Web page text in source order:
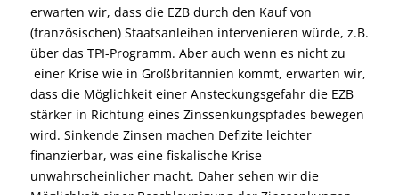
erwarten wir, dass die EZB durch den Kauf von
(französischen) Staatsanleihen intervenieren würde, z.B.
über das TPI-Programm. Aber auch wenn es nicht zu
einer Krise wie in Großbritannien kommt, erwarten wir,
dass die Möglichkeit einer Ansteckungsgefahr die EZB
stärker in Richtung eines Zinssenkungspfades bewegen
wird. Sinkende Zinsen machen Defizite leichter
finanzierbar, was eine fiskalische Krise
unwahrscheinlicher macht. Daher sehen wir die